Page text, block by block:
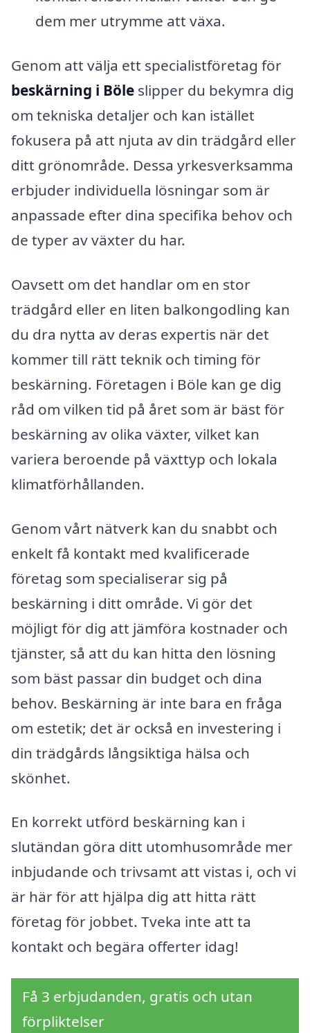
dem mer utrymme att växa.
Genom att välja ett specialistföretag för
beskärning i Böle slipper du bekymra dig
om tekniska detaljer och kan istället
fokusera på att njuta av din trädgård eller
ditt grönområde. Dessa yrkesverksamma
erbjuder individuella lösningar som är
anpassade efter dina specifika behov och
de typer av växter du har.
Oavsett om det handlar om en stor
trädgård eller en liten balkongodling kan
du dra nytta av deras expertis när det
kommer till rätt teknik och timing för
beskärning. Företagen i Böle kan ge dig
råd om vilken tid på året som är bäst för
beskärning av olika växter, vilket kan
variera beroende på växttyp och lokala
klimatförhållanden.
Genom vårt nätverk kan du snabbt och
enkelt få kontakt med kvalificerade
företag som specialiserar sig på
beskärning i ditt område. Vi gör det
möjligt för dig att jämföra kostnader och
tjänster, så att du kan hitta den lösning
som bäst passar din budget och dina
behov. Beskärning är inte bara en fråga
om estetik; det är också en investering i
din trädgårds långsiktiga hälsa och
skönhet.
En korrekt utförd beskärning kan i
slutändan göra ditt utomhusområde mer
inbjudande och trivsamt att vistas i, och vi
är här för att hjälpa dig att hitta rätt
företag för jobbet. Tveka inte att ta
kontakt och begära offerter idag!
Få 3 erbjudanden, gratis och utan
förpliktelser